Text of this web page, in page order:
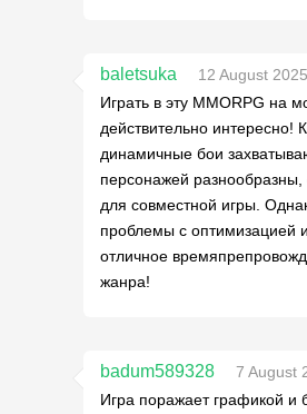
baletsuka
12 August
Играть в эту MMORPG на
действительно интересно!
динамичные бои
персонажей разнообразны,
для совместной игры.
проблемы с оптимизацией
отличное
жанра!
badum589328
7 August
Игра поражает графикой и